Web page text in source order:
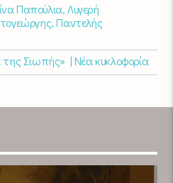
Παπούλια, Λυγερή
Παντελής
Σιωπής» | Νέα κυκλοφορία